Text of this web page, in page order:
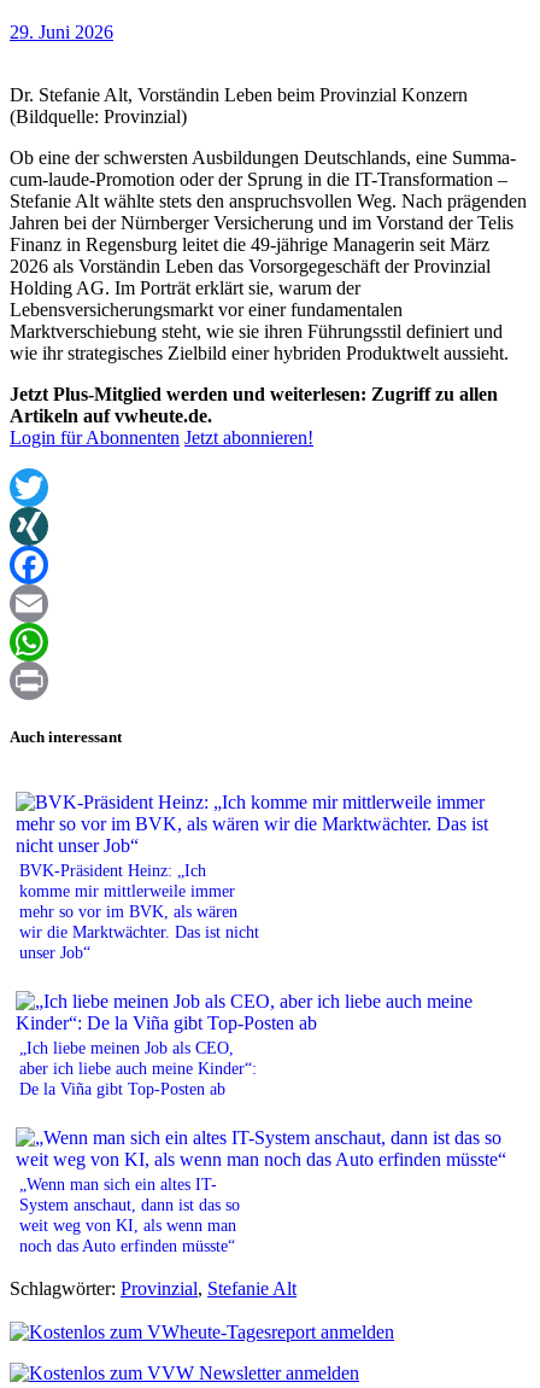
29. Juni 2026
Dr. Stefanie Alt, Vorständin Leben beim Provinzial Konzern
(Bildquelle: Provinzial)
Ob eine der schwersten Ausbildungen Deutschlands, eine Summa-
cum-laude-Promotion oder der Sprung in die IT-Transformation –
Stefanie Alt wählte stets den anspruchsvollen Weg. Nach prägenden
Jahren bei der Nürnberger Versicherung und im Vorstand der Telis
Finanz in Regensburg leitet die 49-jährige Managerin seit März
2026 als Vorständin Leben das Vorsorgegeschäft der Provinzial
Holding AG. Im Porträt erklärt sie, warum der
Lebensversicherungsmarkt vor einer fundamentalen
Marktverschiebung steht, wie sie ihren Führungsstil definiert und
wie ihr strategisches Zielbild einer hybriden Produktwelt aussieht.
Jetzt Plus-Mitglied werden und weiterlesen: Zugriff zu allen
Artikeln auf vwheute.de.
Login für Abonnenten Jetzt abonnieren!
Twitter
XING
Facebook
Email
WhatsApp
Auch interessant
BVK-Präsident Heinz: „Ich
komme mir mittlerweile immer
mehr so vor im BVK, als wären
wir die Marktwächter. Das ist nicht
unser Job“
„Ich liebe meinen Job als CEO,
aber ich liebe auch meine Kinder“:
De la Viña gibt Top-Posten ab
„Wenn man sich ein altes IT-
System anschaut, dann ist das so
weit weg von KI, als wenn man
noch das Auto erfinden müsste“
Schlagwörter: Provinzial, Stefanie Alt